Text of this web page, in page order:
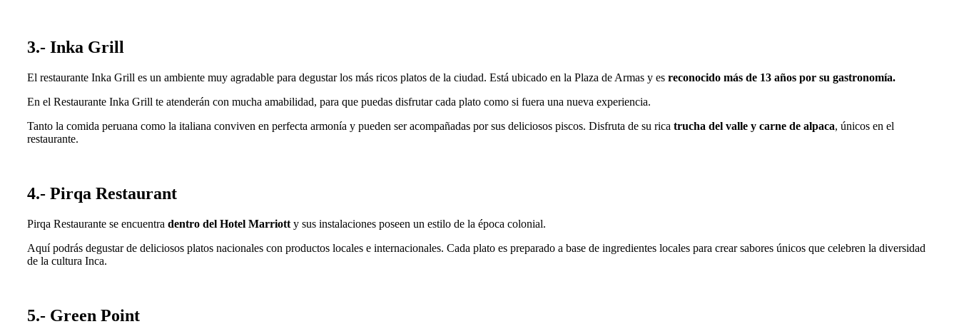
3.- Inka Grill
El restaurante Inka Grill es un ambiente muy agradable para degustar los más ricos platos de la ciudad. Está ubicado en la Plaza de Armas y es reconocido más de 13 años por su gastronomía.
En el Restaurante Inka Grill te atenderán con mucha amabilidad, para que puedas disfrutar cada plato como si fuera una nueva experiencia.
Tanto la comida peruana como la italiana conviven en perfecta armonía y pueden ser acompañadas por sus deliciosos piscos. Disfruta de su rica trucha del valle y carne de alpaca, únicos en el
restaurante.
4.- Pirqa Restaurant
Pirqa Restaurante se encuentra dentro del Hotel Marriott y sus instalaciones poseen un estilo de la época colonial.
Aquí podrás degustar de deliciosos platos nacionales con productos locales e internacionales. Cada plato es preparado a base de ingredientes locales para crear sabores únicos que celebren la diversidad
de la cultura Inca.
5.- Green Point